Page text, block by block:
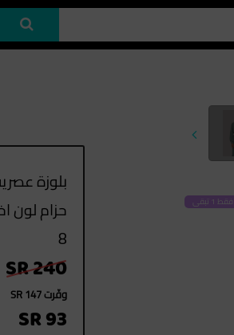
فقط 1 تبقى
بلوزة
حزام لون
8
SR 240
وفّرت SR 147
SR 93